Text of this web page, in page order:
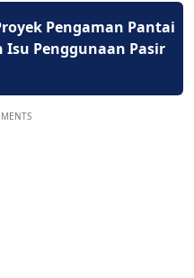
Pengaman Pantai
Penggunaan Pasir